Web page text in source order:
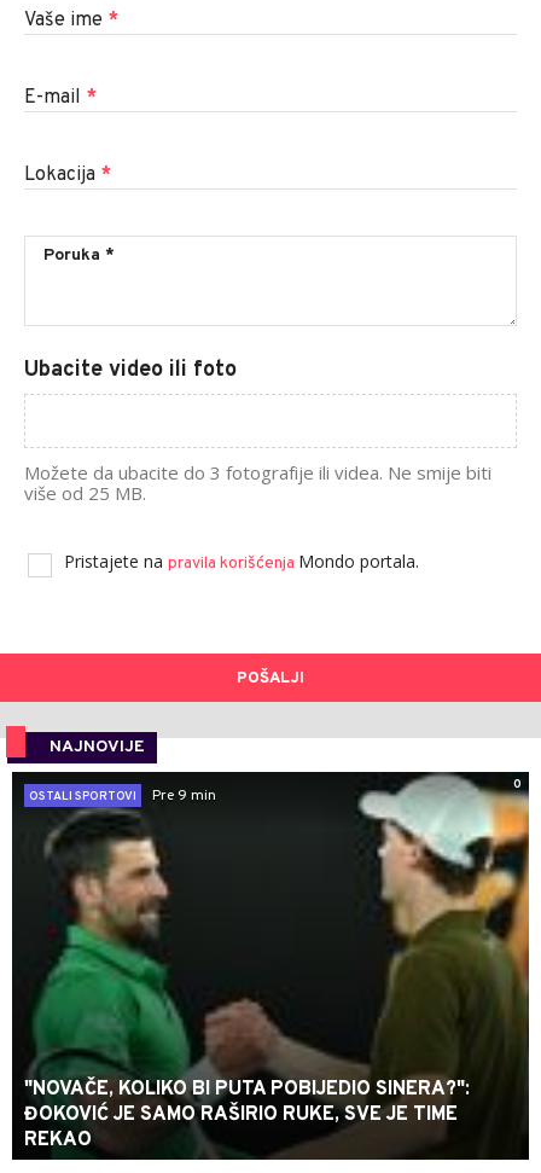
Vaše ime *
E-mail *
Lokacija *
Ubacite video ili foto
Možete da ubacite do 3 fotografije ili videa. Ne smije biti
više od 25 MB.
Pristajete na pravila korišćenja Mondo portala.
POŠALJI
NAJNOVIJE
0
OSTALI SPORTOVI
Pre 9 min
"NOVAČE, KOLIKO BI PUTA POBIJEDIO SINERA?":
ĐOKOVIĆ JE SAMO RAŠIRIO RUKE, SVE JE TIME
REKAO